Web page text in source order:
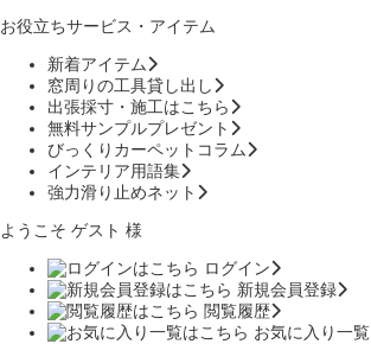
お役立ちサービス・アイテム
新着アイテム
窓周りの工具貸し出し
出張採寸・施工はこちら
無料サンプルプレゼント
びっくりカーペットコラム
インテリア用語集
強力滑り止めネット
ようこそ ゲスト 様
ログイン
新規会員登録
閲覧履歴
お気に入り一覧